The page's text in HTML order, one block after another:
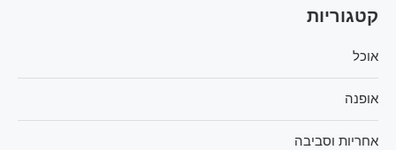
קטגוריות
אוכל
אופנה
אחריות וסביבה